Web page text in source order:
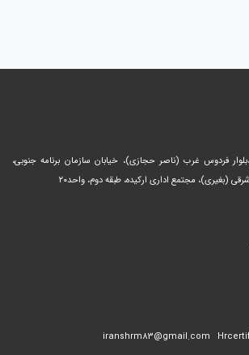
فردوس غرب (ناصر حجازی)، خیابان سازمان برنامه جنوبی،
(بغیری)، مجتمع اداری ارکیده، طبقه دوم، واحد۲۰
iranshrm83@gmail.com